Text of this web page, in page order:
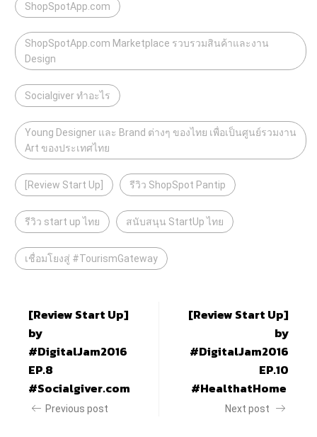
ShopSpotApp.com
ShopSpotApp.com Marketplace รวบรวมสินค้าและงาน
Design
Socialgiver ทำอะไร
Young Designer และ Brand ต่างๆ ของไทย เพื่อเป็นศูนย์รวมงาน
Art ของประเทศไทย
[Review Start Up] รีวิว ShopSpot Pantip
รีวิว start up ไทย สนับสนุน StartUp ไทย
เชื่อมโยงสู่ #TourismGateway
[Review Start Up]
by
#DigitalJam2016
EP.8
#Socialgiver.com
Previous post
[Review Start Up]
by
#DigitalJam2016
EP.10
#HealthatHome
Next post